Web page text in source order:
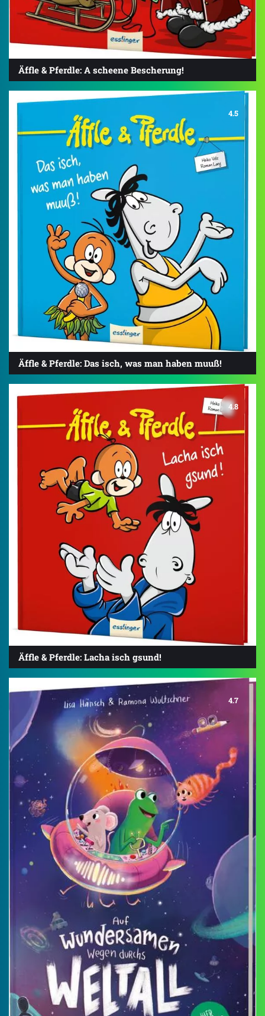
Äffle & Pferdle: A scheene Bescherung!
4.5
Äffle & Pferdle: Das isch, was man haben muuß!
4.8
Äffle & Pferdle: Lacha isch gsund!
4.7